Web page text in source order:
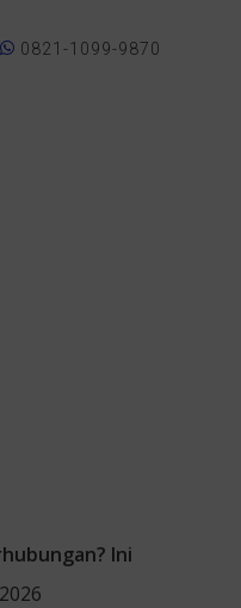
0821-1099-9870
Ini